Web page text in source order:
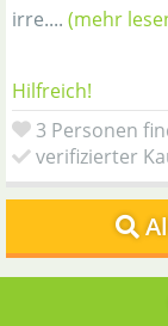
irre.... (mehr
Hilfreich!
3 Personen
verifizierter